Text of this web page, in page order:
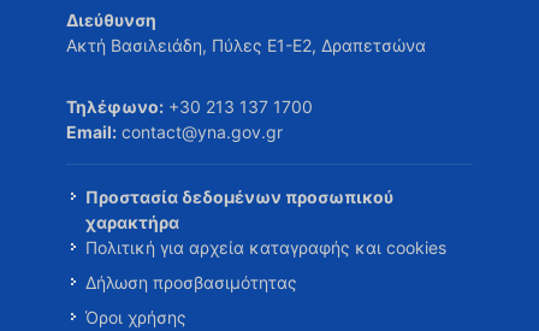
Διεύθυνση
Ακτή Βασιλειάδη, Πύλες Ε1-Ε2, Δραπετσώνα
Τηλέφωνο: +30 213 137 1700
Email: contact@yna.gov.gr
Προστασία δεδομένων προσωπικού
χαρακτήρα
Πολιτική για αρχεία καταγραφής και cookies
Δήλωση προσβασιμότητας
Όροι χρήσης